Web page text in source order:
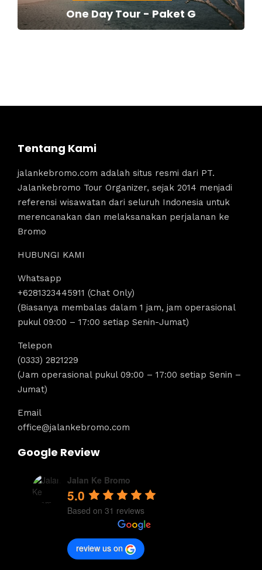
One Day Tour - Paket G
Tentang Kami
jalankebromo.com adalah situs resmi dari PT.
Jalankebromo Tour Organizer, sejak 2014 menjadi
referensi wisawatan dari seluruh Indonesia untuk
merencanakan dan melaksanakan perjalanan ke
Bromo
HUBUNGI KAMI
Whatsapp
+6281323445911 (Chat Only)
(Biasanya membalas dalam 1 jam, jam operasional
pukul 09:00 – 17:00 setiap Senin-Jumat)
Telepon
(0333) 2821229
(Jam operasional pukul 09:00 – 17:00 setiap Senin –
Jumat)
Email
office@jalankebromo.com
Google Review
Jalan Ke Bromo
5.0
Based on 31 reviews
review us on